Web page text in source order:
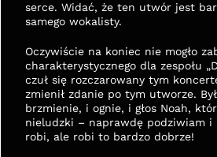
serce. Widać, że ten utwór jest
samego wokalisty.
Oczywiście na koniec nie mogło
charakterystycznego dla zespołu
czuł się rozczarowany tym
zmienił zdanie po tym utworze.
brzmienie, i ognie, i głos Noah,
nieludzki – naprawdę podziwiam
robi, ale robi to bardzo dobrze!